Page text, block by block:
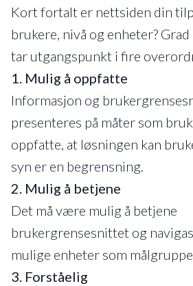
Kort fortalt er nettsiden din
brukere, nivå og enheter?
tar utgangspunkt i fire
1. Mulig å oppfatte
Informasjon og
presenteres på måter som
oppfatte, at løsningen kan
syn er en begrensning.
2. Mulig å betjene
Det må være mulig å betjene
brukergrensesnittet og
mulige enheter som
3. Forståelig